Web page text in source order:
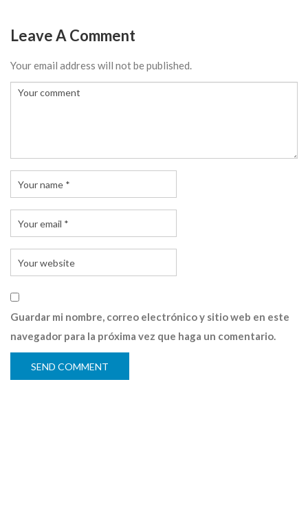
Leave A Comment
Your email address will not be published.
Guardar mi nombre, correo electrónico y sitio web en este
navegador para la próxima vez que haga un comentario.